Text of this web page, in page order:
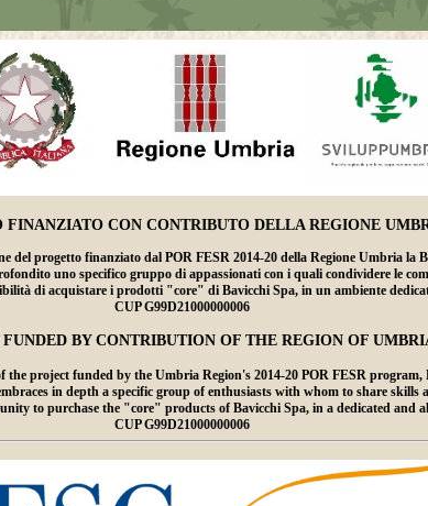
FINANZIATO CON CONTRIBUTO DELLA REGIONE
del progetto finanziato dal POR FESR 2014-20 della Regione Umbria
uno specifico gruppo di appassionati con i quali condividere le
di acquistare i prodotti "core" di Bavicchi Spa, in un ambiente
CUP G99D21000000006
FUNDED BY CONTRIBUTION OF THE REGION OF
project funded by the Umbria Region's 2014-20 POR FESR
in depth a specific group of enthusiasts with whom to share
to purchase the "core" products of Bavicchi Spa, in a dedicated and
CUP G99D21000000006